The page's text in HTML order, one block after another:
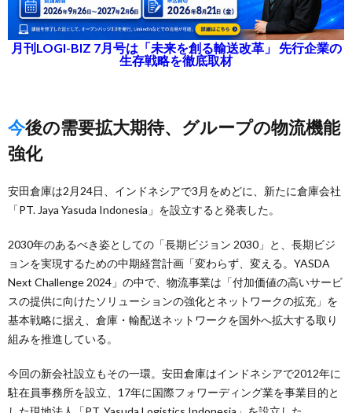
月刊LOGI-BIZ 7月号は「未来を創る輸送改革」 先行企業の
生存戦略を徹底取材
今後の需要拡大期待、グループの物流機能
強化
安田倉庫は2月24日、インドネシアで3月をめどに、新たに倉庫会社
「PT. Jaya Yasuda Indonesia」を設立すると発表した。
2030年のあるべき姿としての「長期ビジョン 2030」と、長期ビジ
ョンを実現するための中期経営計画「変わらず、変える。YASDA
Next Challenge 2024」の中で、物流事業は「付加価値の高いサービ
スの提供に向けたソリューションの強化とネットワークの拡充」を
基本戦略に据え、倉庫・輸配送ネットワークを国外へ拡大する取り
組みを推進している。
今回の新会社設立もその一環。安田倉庫はインドネシアで2012年に
駐在員事務所を設立、17年に国際フォワーディング業を事業目的と